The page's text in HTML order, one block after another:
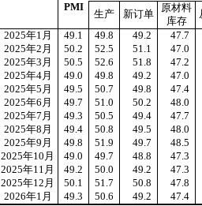
PMI
生产 新订单
原材料
库存
2025年1 月 49.1 49.8 49.2
47.7
2025年2 月 50.2 52.5 51.1
47.0
2025年3 月 50.5 52.6 51.8
47.2
2025年4月 49.0 49.8 49.2
47.0
2025年5 月 49.5 50.7 49.8
47.4
2025年6 月 49.7 51.0 50.2
48.0
2025年7 月 49.3 50.5 49.4
47.7
2025年8 月 49.4 50.8 49.5
48.0
2025年9 月 49.8 51.9 49.7
48.5
2025年10 月 49.0 49.7 48.8
47.3
2025年11 月 49.2 50.0 49.2
47.3
2025年12 月 50.1 51.7 50.8
47.8
2026年1 月 49.3 50.6 49.2 47.4